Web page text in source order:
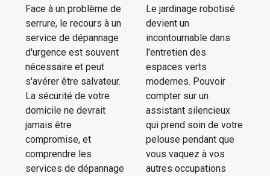
Face à un problème de
serrure, le recours à un
service de dépannage
d'urgence est souvent
nécessaire et peut
s'avérer être salvateur.
La sécurité de votre
domicile ne devrait
jamais être
compromise, et
comprendre les
services de dépannage
Le jardinage robotisé
devient un
incontournable dans
l'entretien des
espaces verts
modernes. Pouvoir
compter sur un
assistant silencieux
qui prend soin de votre
pelouse pendant que
vous vaquez à vos
autres occupations